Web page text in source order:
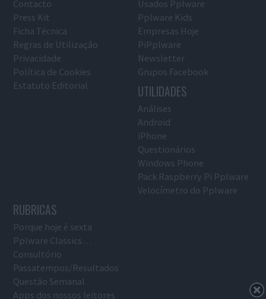
Contacto
Press Kit
Ficha Técnica
Regras de Utilização
Privacidade
Política de Cookies
Estatuto Editorial
Usados Pplware
Pplware Kids
Empresas Hoje
PiPplware
Newsletter
Grupos Facebook
UTILIDADES
Análises
Android
iPhone
Questionários
Windows Phone
Pack Raspberry Pi Pplware
Velocímetro do Pplware
RUBRICAS
Porque hoje é sexta
Pplware Classics…
Consultório
Passatempos/Resultados
Questão Semanal
Apps dos nossos leitores